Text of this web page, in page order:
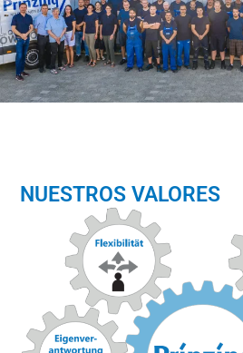
NUESTROS VALORES